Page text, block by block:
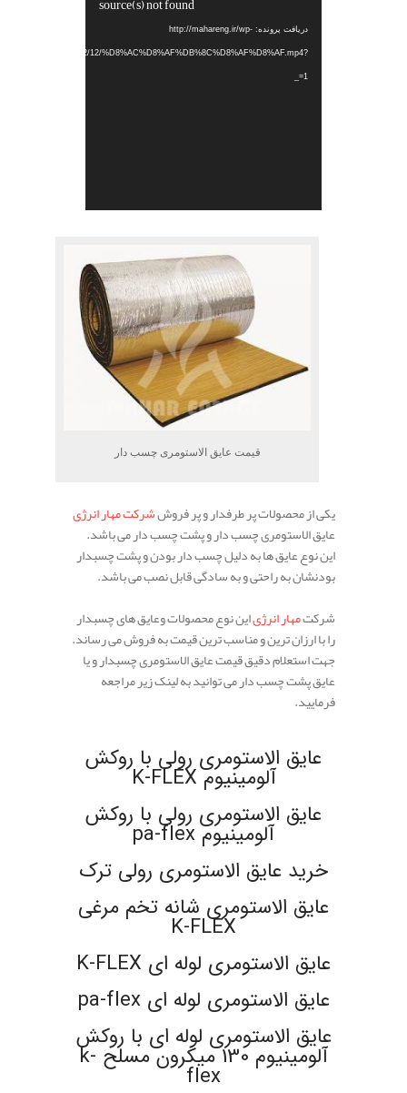
دریافت پرونده: http://mahareng.ir/wp-
content/uploads/2022/12/%D8%AC%D8%AF%DB%8C%D8%AF%D8%AF.mp4?
_=1
قیمت عایق الاستومری چسب دار
یکی از محصولات پر طرفدار و پر فروششرکت مهار انرژی
عایق الاستومری چسب دار و پشت چسب دار می باشد.
این نوع عایق ها به دلیل چسب دار بودن و پشت چسبدار
بودنشان به راحتی و به سادگی قابل نصب می باشد.
شرکتمهار انرژیاین نوع محصولات وعایق های چسبدار
را با ارزان ترین و مناسب ترین قیمت به فروش می رساند.
جهت استعلام دقیق قیمت عایق الاستومری چسبدار و یا
عایق پشت چسب دار می توانید به لینک زیر مراجعه
فرمایید.
عایق الاستومری رولی با روکش
آلومینیوم K-FLEX
عایق الاستومری رولی با روکش
آلومینیوم pa-flex
خرید عایق الاستومری رولی ترک
عایق الاستومری شانه تخم مرغی
K-FLEX
عایق الاستومری لوله ای K-FLEX
عایق الاستومری لوله ای pa-flex
عایق الاستومری لوله ای با روکش
آلومینیوم 130 میکرون مسلح k-
flex